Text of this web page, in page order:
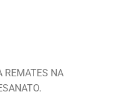
REMATES NA